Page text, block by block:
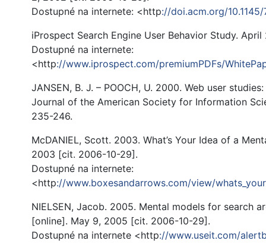
Dostupné na internete: <http://doi.acm.org/
iProspect Search Engine User Behavior Study.
Dostupné na internete:
<http://www.iprospect.com/premiumPDFs/
JANSEN, B. J. – POOCH, U. 2000. Web user
Journal of the American Society for Information
235-246.
McDANIEL, Scott. 2003. What’s Your Idea of a
2003 [cit. 2006-10-29].
Dostupné na internete:
<http://www.boxesandarrows.com/view/
NIELSEN, Jacob. 2005. Mental models for search
[online]. May 9, 2005 [cit. 2006-10-29].
Dostupné na internete <http://www.useit.com/